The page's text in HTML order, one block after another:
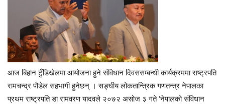
आज बिहान टुँडिखेलमा आयोजना हुने संविधान दिवससम्बन्धी कार्यक्रममा राष्ट्रपति
रामचन्द्र पौडेल सहभागी हुनेछन् । सङ्घीय लोकतान्त्रिक गणतन्त्र नेपालका
प्रथम राष्ट्रपति डा रामवरण यादवले २०७२ असोज ३ गते ‘नेपालको संविधान